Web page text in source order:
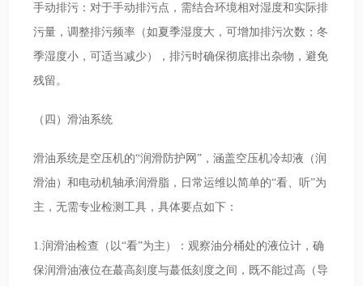
手动排污：对于手动排污点，需结合环境相对湿度和实际排
污量，调整排污频率（如夏季湿度大，可增加排污次数；冬
季湿度小，可适当减少），排污时确保彻底排出杂物，避免
残留。
（四）滑油系统
滑油系统是空压机的“润滑防护网”，涵盖空压机冷却液（润
滑油）和电动机轴承润滑脂，日常运维以简单的“看、听”为
主，无需专业检测工具，具体要点如下：
1.润滑油检查（以“看”为主）：观察油分桶处的液位计，确
保润滑油液位在蕞高刻度与蕞低刻度之间，既不能过高（导